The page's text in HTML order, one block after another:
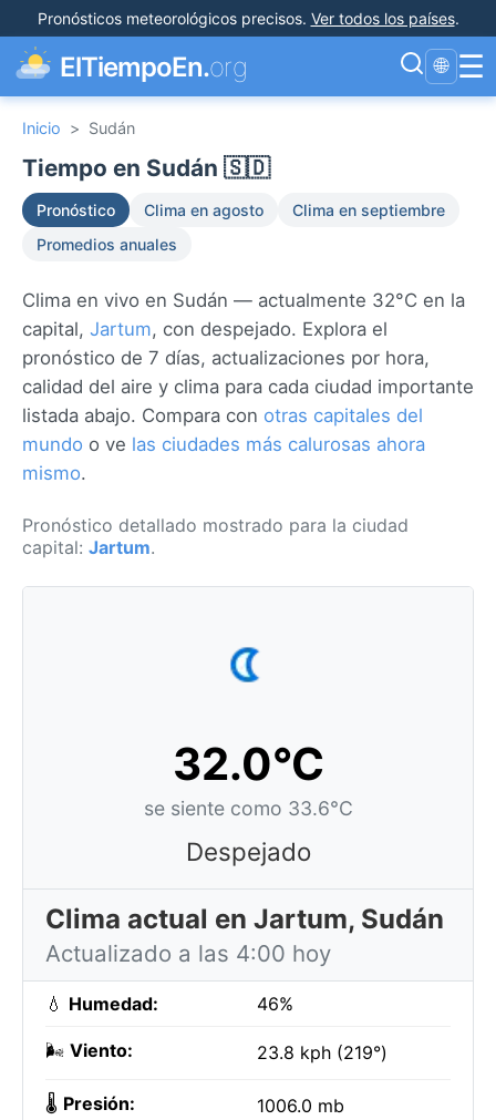
Pronósticos meteorológicos precisos. Ver todos los países.
ElTiempoEn.org 🌐 ☰
Inicio > Sudán
Tiempo en Sudán 🇸🇩
Pronóstico Clima en agosto
Clima en septiembre
Promedios anuales
Clima en vivo en Sudán — actualmente 32°C en la
capital, Jartum, con despejado. Explora el
pronóstico de 7 días, actualizaciones por hora,
calidad del aire y clima para cada ciudad importante
listada abajo. Compara con otras capitales del
mundo o ve las ciudades más calurosas ahora
mismo.
Pronóstico detallado mostrado para la ciudad
capital: Jartum.
32.0°C
se siente como 33.6°C
Despejado
Clima actual en Jartum, Sudán
Actualizado a las 4:00 hoy
💧 Humedad: 46%
🌬️ Viento: 23.8 kph (219°)
🌡️ Presión: 1006.0 mb